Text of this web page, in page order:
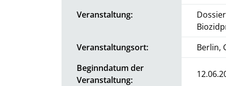
Veranstaltung:
Veranstaltungsort:
Berlin,
Beginndatum der
Veranstaltung: